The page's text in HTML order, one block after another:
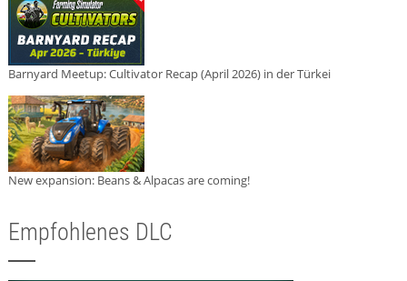
Barnyard Meetup: Cultivator Recap (April 2026) in der Türkei
New expansion: Beans & Alpacas are coming!
Empfohlenes DLC